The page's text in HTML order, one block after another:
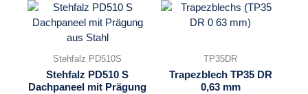
Stehfalz PD510S
Stehfalz PD510 S
Dachpaneel mit Prägung
Dieses
Produkt
weist
auf.
TP35DR
Trapezblech TP35 DR
0,63 mm
Dieses
Produkt
auf.